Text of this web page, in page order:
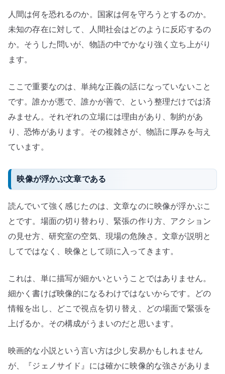
人間は何を恐れるのか。国家は何を守ろうとするのか。
未知の存在に対して、人間社会はどのように反応するの
か。そうした問いが、物語の中でかなり強く立ち上がり
ます。
ここで重要なのは、単純な正義の話になっていないこと
です。誰かが悪で、誰かが善で、という整理だけでは済
みません。それぞれの立場には理由があり、制約があ
り、恐怖があります。その複雑さが、物語に厚みを与え
ています。
映像が浮かぶ文章である
読んでいて強く感じたのは、文章なのに映像が浮かぶこ
とです。場面の切り替わり、緊張の作り方、アクション
の見せ方、研究室の空気、現場の危険さ。文章が説明と
してではなく、映像として頭に入ってきます。
これは、単に描写が細かいということではありません。
細かく書けば映像的になるわけではないからです。どの
情報を出し、どこで視点を切り替え、どの場面で緊張を
上げるか。その構成がうまいのだと思います。
映画的な小説という言い方は少し安易かもしれません
が、『ジェノサイド』には確かに映像的な強さがありま